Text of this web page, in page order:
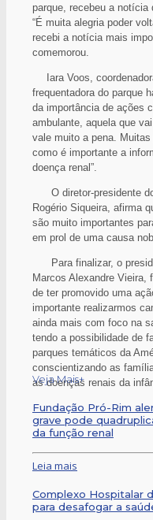
parque, recebeu a notícia
“É muita alegria poder
recebi a notícia mais
comemorou.
Iara Voos,
frequentadora do parque
da importância de ações
ambulante, aquela que
vale muito a pena.
como é importante a
doença renal”.
O diretor-presidente do
Rogério Siqueira, afirma
são muito importantes
em prol de uma causa
Para finalizar, o
Marcos Alexandre Vieira,
de ter promovido uma
importante realizarmos
ainda mais com foco na
tendo a possibilidade de
parques temáticos da
conscientizando as
as doenças renais da
Veja Mais+
Fundação Pró-Rim
grave pode
da função renal
Leia mais
Complexo Hospitalar
para desafogar a